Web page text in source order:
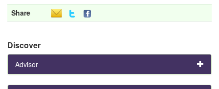
Share
Discover
Advisor